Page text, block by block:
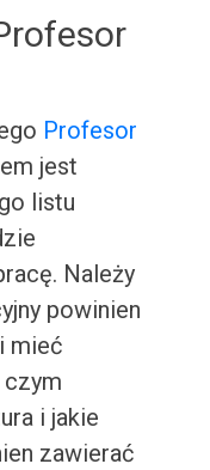
Profesor
jest
listu
Należy
powinien
mieć
czym
i jakie
zawierać